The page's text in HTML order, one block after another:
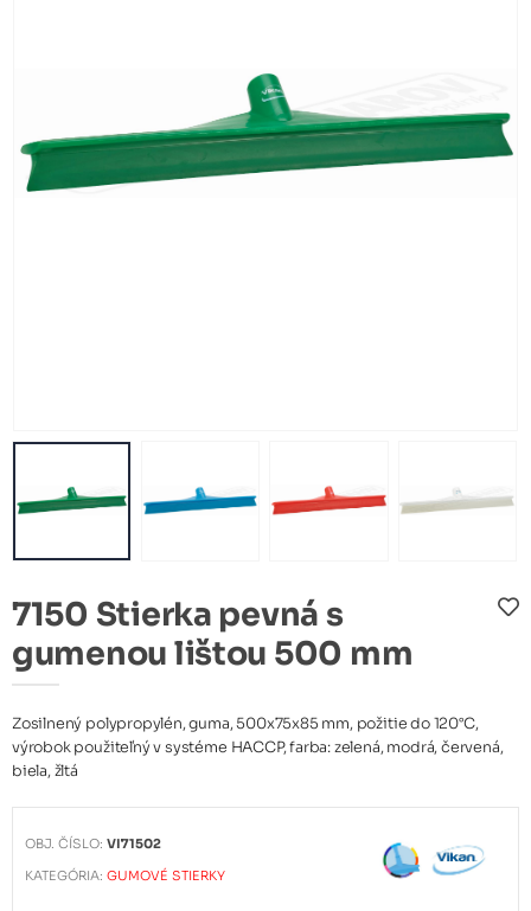
7150 Stierka pevná s
gumenou lištou 500 mm
Zosilnený polypropylén, guma, 500x75x85 mm, požitie do 120°C,
výrobok použiteľný v systéme HACCP, farba: zelená, modrá, červená,
biela, žltá
OBJ. ČÍSLO:VI71502
KATEGÓRIA:GUMOVÉ STIERKY